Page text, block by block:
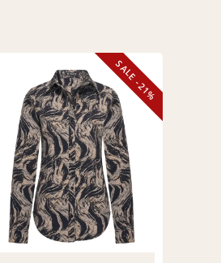
SALE -21%